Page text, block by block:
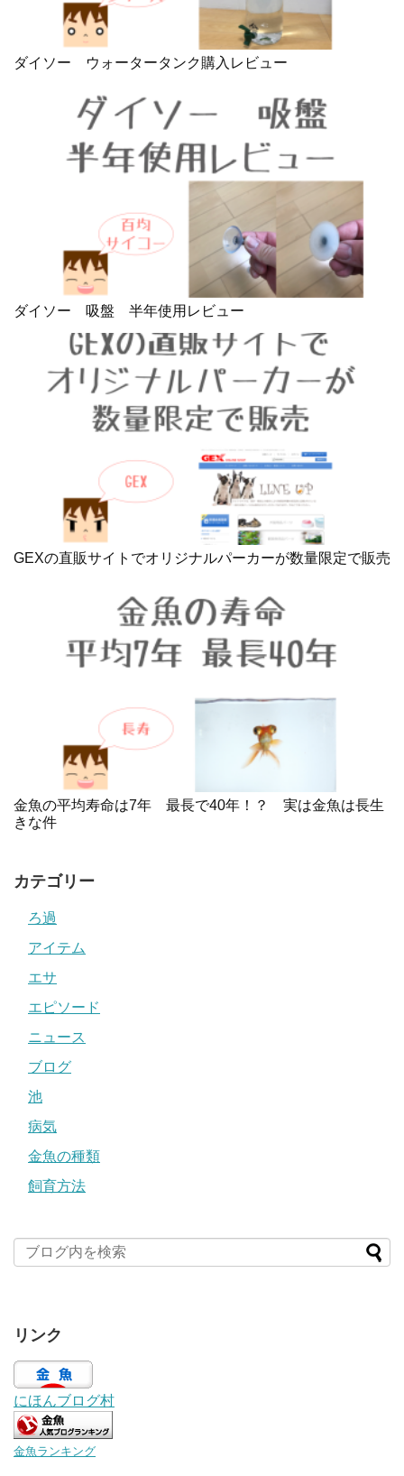
ダイソー ウォータータンク購入レビュー
ダイソー 吸盤 半年使用レビュー
GEXの直販サイトでオリジナルパーカーが数量限定で販売
金魚の平均寿命は7年 最長で40年！？ 実は金魚は長生
きな件
カテゴリー
ろ過
アイテム
エサ
エピソード
ニュース
ブログ
池
病気
金魚の種類
飼育方法
リンク
にほんブログ村
金魚ランキング